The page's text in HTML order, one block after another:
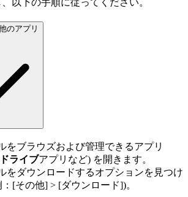
以下の手順に従ってください。
のアプリ
をブラウズおよび管理できるアプリ
ドライブアプリなど) を開きます。
をダウンロードするオプションを見つけ
：[その他] > [ダウンロード])。